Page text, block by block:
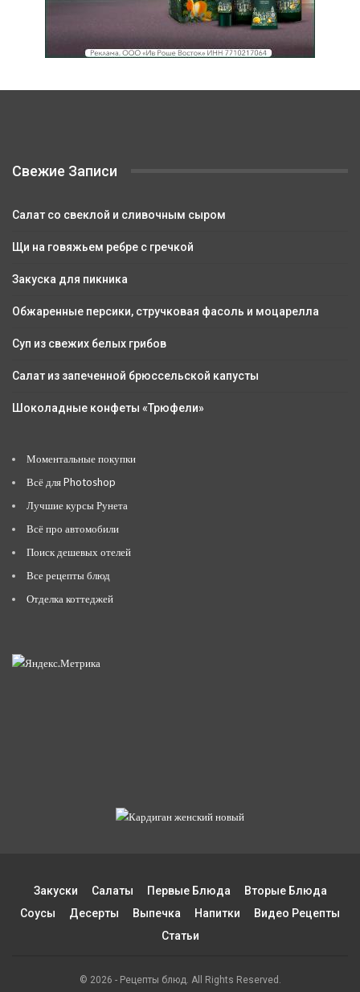
Свежие Записи
Салат со свеклой и сливочным сыром
Щи на говяжьем ребре с гречкой
Закуска для пикника
Обжаренные персики, стручковая фасоль и моцарелла
Суп из свежих белых грибов
Салат из запеченной брюссельской капусты
Шоколадные конфеты «Трюфели»
Моментальные покупки
Всё для Photoshop
Лучшие курсы Рунета
Всё про автомобили
Поиск дешевых отелей
Все рецепты блюд
Отделка коттеджей
Закуски Салаты Первые Блюда
Вторые Блюда
Соусы
Десерты Выпечка Напитки
Видео Рецепты
Статьи
© 2026 - Рецепты блюд. All Rights Reserved.